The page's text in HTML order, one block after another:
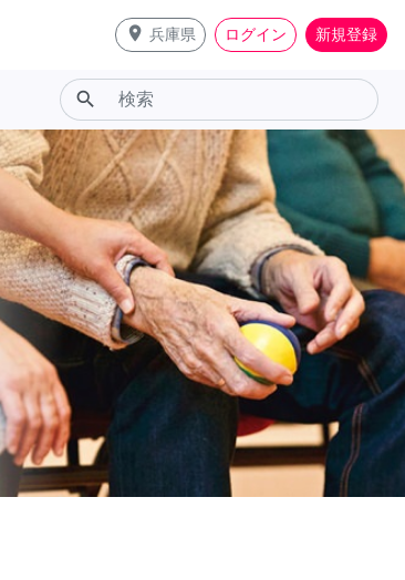
place 兵庫県 ログイン 新規登録
search